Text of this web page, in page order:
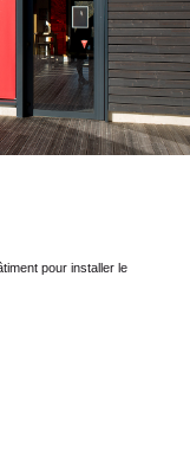
pour installer le